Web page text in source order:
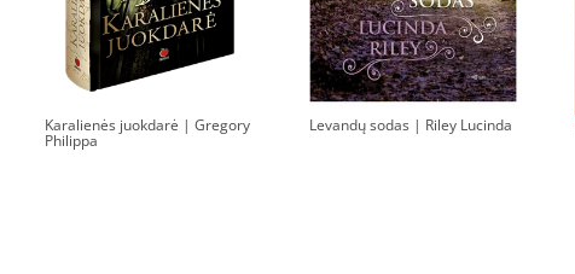
Karalienės juokdarė | Gregory
Philippa
Levandų sodas | Riley Lucinda